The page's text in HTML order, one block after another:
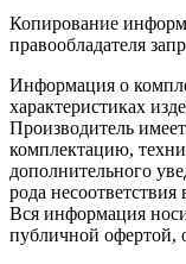
Копирование
правообладателя
Информация о
характеристиках
Производитель
комплектацию,
дополнительного
рода несоответствия
Вся информация
публичной офертой,